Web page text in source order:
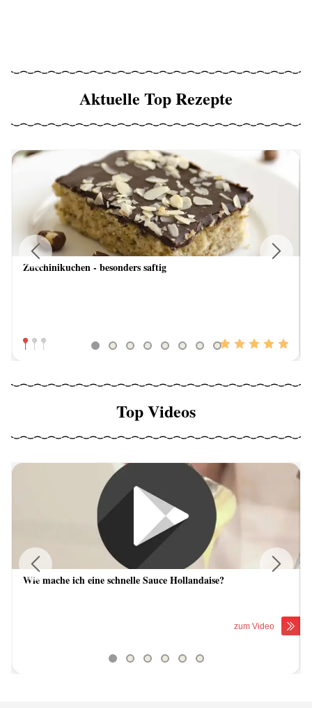
Aktuelle Top Rezepte
Zucchinikuchen - besonders saftig
Previous
Top Videos
Wie mache ich eine schnelle Sauce Hollandaise?
zum Video
Previous